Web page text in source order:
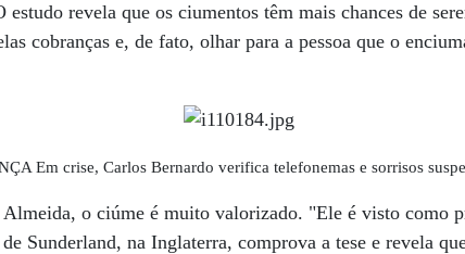
estudo revela que os ciumentos têm mais chances de
cobranças e, de fato, olhar para a pessoa que o
Em crise, Carlos Bernardo verifica telefonemas e sorrisos
o ciúme é muito valorizado. "Ele é visto como
Sunderland, na Inglaterra, comprova a tese e revela